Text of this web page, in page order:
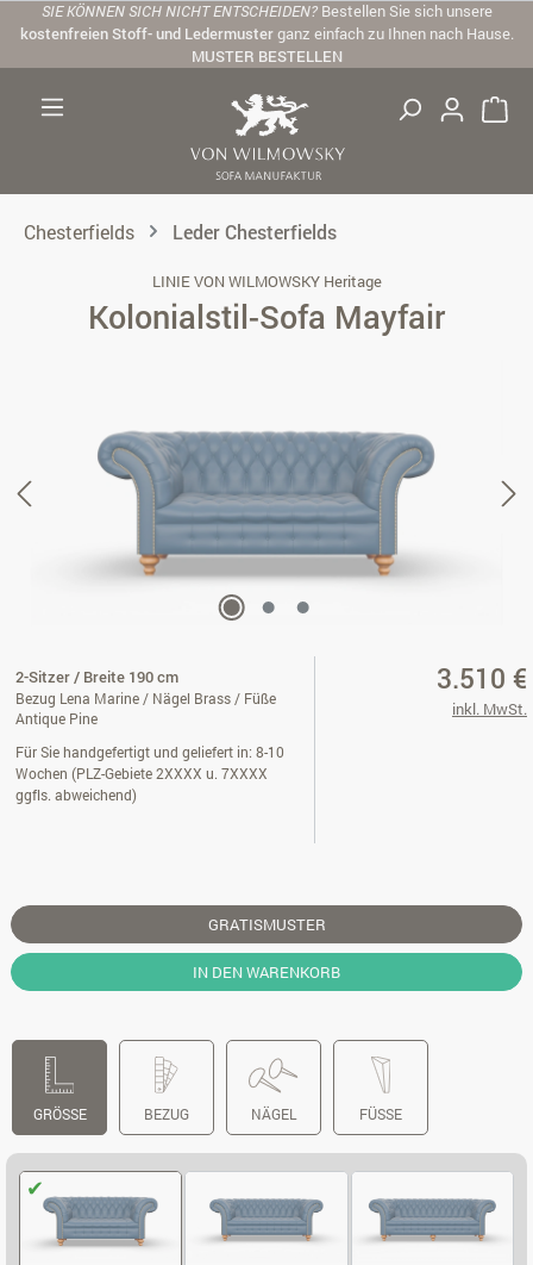
Zum Hauptinhalt springen
SIE KÖNNEN SICH NICHT ENTSCHEIDEN? Bestellen Sie sich unsere
kostenfreien Stoff- und Ledermusterganz einfach zu Ihnen nach Hause.
MUSTER BESTELLEN
Chesterfields Leder Chesterfields
LINIE VON WILMOWSKY Heritage
Kolonialstil-Sofa Mayfair
2-Sitzer / Breite 190 cm
Bezug Lena Marine / Nägel Brass / Füße
Antique Pine
Für Sie handgefertigt und geliefert in: 8-10
Wochen (PLZ-Gebiete 2XXXX u. 7XXXX
ggfls. abweichend)
3.510 €
inkl. MwSt.
GRATISMUSTER
IN DEN WARENKORB
GRÖSSE BEZUG NÄGEL FÜSSE